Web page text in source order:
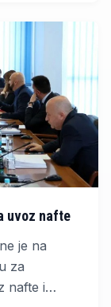
uvoz nafte
je na
za
nafte i